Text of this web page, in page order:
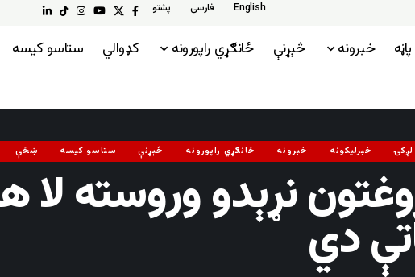
English فارسی پشتو
خبرونه څېړنې ځانګړي راپورونه کډوالي ستاسو کیسه
خبرلیکونه خبرونه ځانګړي راپورونه څېړنې ستاسو کیسه ښځې
نړېدو وروسته
دي